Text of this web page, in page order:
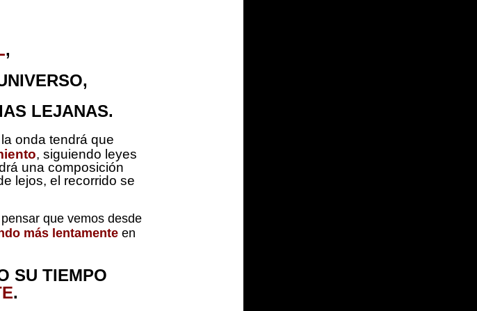
,
LEJANAS.
onda tendrá que
, siguiendo leyes
una composición
lejos, el recorrido se
que vemos desde
más lentamente en
SU TIEMPO
.